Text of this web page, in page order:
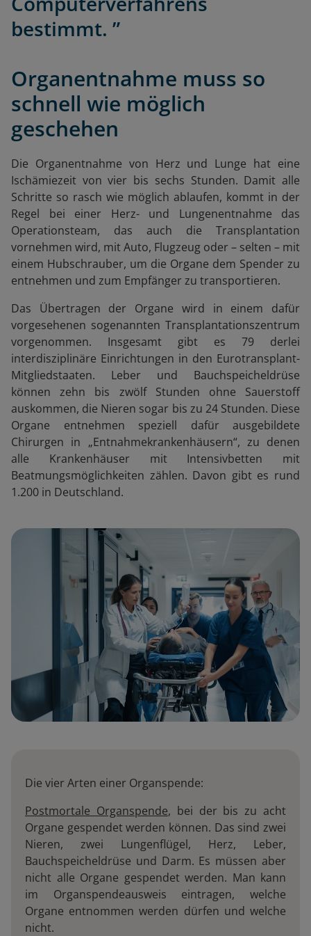
bestimmt. ”
Organentnahme muss so
schnell wie möglich
geschehen
Die Organentnahme von Herz und Lunge hat eine
Ischämiezeit von vier bis sechs Stunden. Damit alle
Schritte so rasch wie möglich ablaufen, kommt in der
Regel bei einer Herz- und Lungenentnahme das
Operationsteam, das auch die Transplantation
vornehmen wird, mit Auto, Flugzeug oder – selten – mit
einem Hubschrauber, um die Organe dem Spender zu
entnehmen und zum Empfänger zu transportieren.
Das Übertragen der Organe wird in einem dafür
vorgesehenen sogenannten Transplantationszentrum
vorgenommen. Insgesamt gibt es 79 derlei
interdisziplinäre Einrichtungen in den Eurotransplant-
Mitgliedstaaten. Leber und Bauchspeicheldrüse
können zehn bis zwölf Stunden ohne Sauerstoff
auskommen, die Nieren sogar bis zu 24 Stunden. Diese
Organe entnehmen speziell dafür ausgebildete
Chirurgen in „Entnahmekrankenhäusern“, zu denen
alle Krankenhäuser mit Intensivbetten mit
Beatmungsmöglichkeiten zählen. Davon gibt es rund
1.200 in Deutschland.
Die vier Arten einer Organspende:
Postmortale Organspende, bei der bis zu acht
Organe gespendet werden können. Das sind zwei
Nieren, zwei Lungenflügel, Herz, Leber,
Bauchspeicheldrüse und Darm. Es müssen aber
nicht alle Organe gespendet werden. Man kann
im Organspendeausweis eintragen, welche
Organe entnommen werden dürfen und welche
nicht.